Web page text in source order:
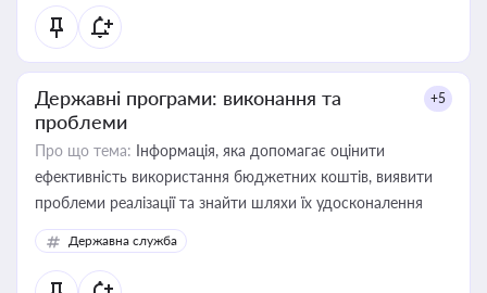
Державні програми: виконання та
проблеми
+5
Про що тема: Інформація, яка допомагає оцінити
ефективність використання бюджетних коштів, виявити
проблеми реалізації та знайти шляхи їх удосконалення
Державна служба